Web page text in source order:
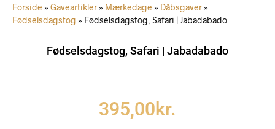
Forside » Gaveartikler » Mærkedage » Dåbsgaver »
Fødselsdagstog » Fødselsdagstog, Safari | Jabadabado
Fødselsdagstog, Safari | Jabadabado
395,00kr.